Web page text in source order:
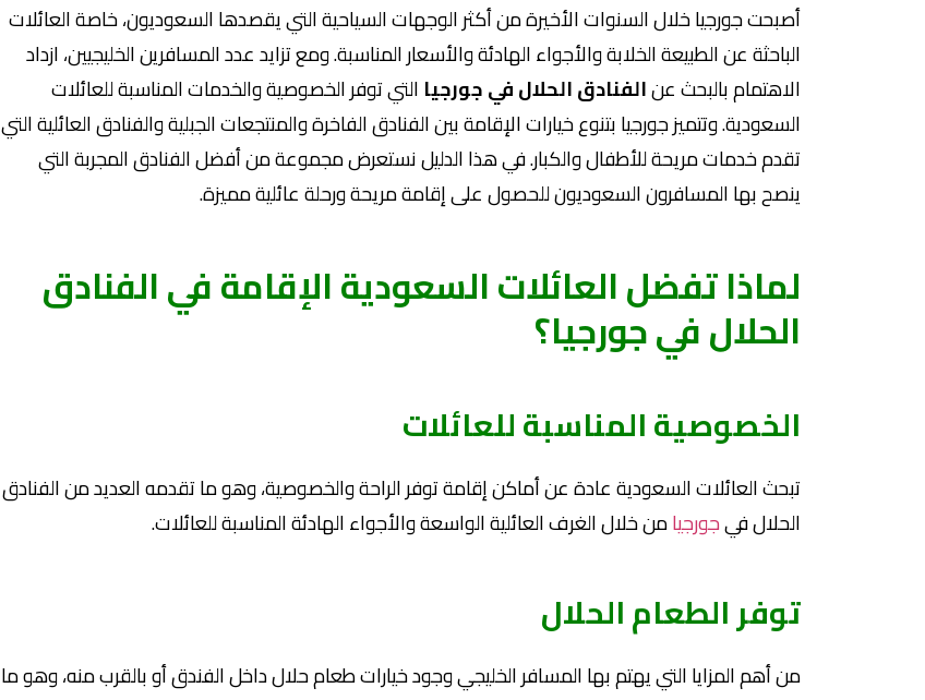
أصبحت جورجيا خلال السنوات الأخيرة من أكثر الوجهات السياحية التي يقصدها السعوديون، خاصة العائلات
الباحثة عن الطبيعة الخلابة والأجواء الهادئة والأسعار المناسبة. ومع تزايد عدد المسافرين الخليجيين، ازداد
الاهتمام بالبحث عنالفنادق الحلال في جورجيا التي توفر الخصوصية والخدمات المناسبة للعائلات
السعودية. وتتميز جورجيا بتنوع خيارات الإقامة بين الفنادق الفاخرة والمنتجعات الجبلية والفنادق العائلية التي
تقدم خدمات مريحة للأطفال والكبار. في هذا الدليل نستعرض مجموعة من أفضل الفنادق المجربة التي
ينصح بها المسافرون السعوديون للحصول على إقامة مريحة ورحلة عائلية مميزة.
لماذا تفضل العائلات السعودية الإقامة في الفنادق
الحلال في جورجيا؟
الخصوصية المناسبة للعائلات
تبحث العائلات السعودية عادة عن أماكن إقامة توفر الراحة والخصوصية، وهو ما تقدمه العديد من الفنادق
الحلال فيجورجيامن خلال الغرف العائلية الواسعة والأجواء الهادئة المناسبة للعائلات.
توفر الطعام الحلال
من أهم المزايا التي يهتم بها المسافر الخليجي وجود خيارات طعام حلال داخل الفندق أو بالقرب منه، وهو ما